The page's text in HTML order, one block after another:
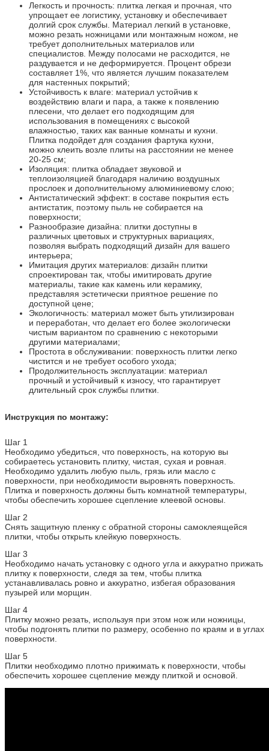
Легкость и прочность: плитка легкая и прочная, что
упрощает ее логистику, установку и обеспечивает
долгий срок службы. Материал легкий в установке,
можно резать ножницами или монтажным ножом, не
требует дополнительных материалов или
специалистов. Между полосами не расходится, не
раздувается и не деформируется. Процент обрези
составляет 1%, что является лучшим показателем
для настенных покрытий;
Устойчивость к влаге: материал устойчив к
воздействию влаги и пара, а также к появлению
плесени, что делает его подходящим для
использования в помещениях с высокой
влажностью, таких как ванные комнаты и кухни.
Плитка подойдет для создания фартука кухни,
можно клеить возле плиты на расстоянии не менее
20-25 см;
Изоляция: плитка обладает звуковой и
теплоизоляцией благодаря наличию воздушных
прослоек и дополнительному алюминиевому слою;
Антистатический эффект: в составе покрытия есть
антистатик, поэтому пыль не собирается на
поверхности;
Разнообразие дизайна: плитки доступны в
различных цветовых и структурных вариациях,
позволяя выбрать подходящий дизайн для вашего
интерьера;
Имитация других материалов: дизайн плитки
спроектирован так, чтобы имитировать другие
материалы, такие как камень или керамику,
представляя эстетически приятное решение по
доступной цене;
Экологичность: материал может быть утилизирован
и переработан, что делает его более экологически
чистым вариантом по сравнению с некоторыми
другими материалами;
Простота в обслуживании: поверхность плитки легко
чистится и не требует особого ухода;
Продолжительность эксплуатации: материал
прочный и устойчивый к износу, что гарантирует
длительный срок службы плитки.
Инструкция по монтажу:
Шаг 1
Необходимо убедиться, что поверхность, на которую вы
собираетесь установить плитку, чистая, сухая и ровная.
Необходимо удалить любую пыль, грязь или масло с
поверхности, при необходимости выровнять поверхность.
Плитка и поверхность должны быть комнатной температуры,
чтобы обеспечить хорошее сцепление клеевой основы.
Шаг 2
Снять защитную пленку с обратной стороны самоклеящейся
плитки, чтобы открыть клейкую поверхность.
Шаг 3
Необходимо начать установку с одного угла и аккуратно прижать
плитку к поверхности, следя за тем, чтобы плитка
устанавливалась ровно и аккуратно, избегая образования
пузырей или морщин.
Шаг 4
Плитку можно резать, используя при этом нож или ножницы,
чтобы подгонять плитки по размеру, особенно по краям и в углах
поверхности.
Шаг 5
Плитки необходимо плотно прижимать к поверхности, чтобы
обеспечить хорошее сцепление между плиткой и основой.